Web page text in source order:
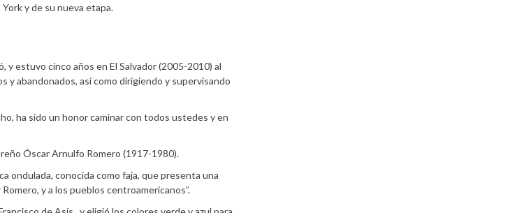
y de su nueva etapa.
y estuvo cinco años en El Salvador (2005-2010) al
y abandonados, así como dirigiendo y supervisando
ha sido un honor caminar con todos ustedes y en
Óscar Arnulfo Romero (1917-1980).
ondulada, conocida como faja, que presenta una
y a los pueblos centroamericanos”.